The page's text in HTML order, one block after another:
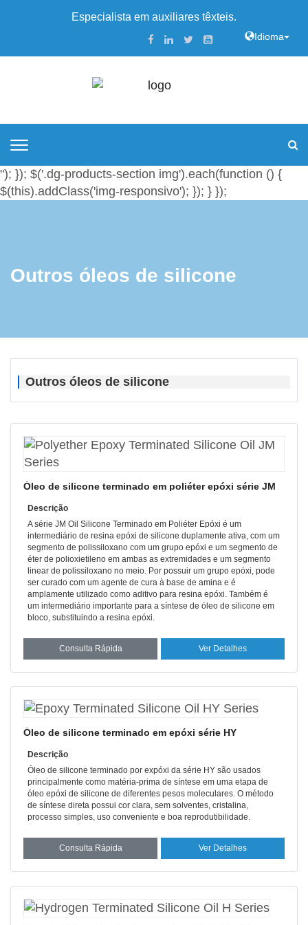
Especialista em auxiliares têxteis.
Idioma
"); }); $('.dg-products-section img').each(function () {
$(this).addClass('img-responsivo'); }); } });
Outros óleos de silicone
Outros óleos de silicone
Óleo de silicone terminado em poliéter epóxi série JM
Descrição
A série JM Oil Silicone Terminado em Poliéter Epóxi é um
intermediário de resina epóxi de silicone duplamente ativa, com um
segmento de polissiloxano com um grupo epóxi e um segmento de
éter de polioxietileno em ambas as extremidades e um segmento
linear de polissiloxano no meio. Por possuir um grupo epóxi, pode
ser curado com um agente de cura à base de amina e é
amplamente utilizado como aditivo para resina epóxi. Também é
um intermediário importante para a síntese de óleo de silicone em
bloco, substituindo a resina epóxi.
Consulta Rápida Ver Detalhes
Óleo de silicone terminado em epóxi série HY
Descrição
Óleo de silicone terminado por expóxi da série HY são usados
principalmente como matéria-prima de síntese em uma etapa de
óleo epóxi de silicone de diferentes pesos moleculares. O método
de síntese direta possui cor clara, sem solventes, cristalina,
processo simples, uso conveniente e boa reprodutibilidade.
Consulta Rápida Ver Detalhes